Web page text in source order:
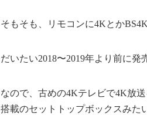
そもそも、リモコンに4Kとか
だいたい2018〜2019年より前に
なので、古めの4Kテレビで4K放
搭載のセットトップボックスみた